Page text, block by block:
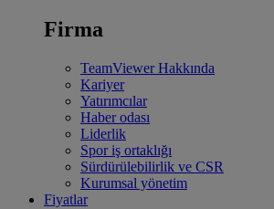
Firma
TeamViewer Hakkında
Kariyer
Yatırımcılar
Haber odası
Liderlik
Spor iş ortaklığı
Sürdürülebilirlik ve CSR
Kurumsal yönetim
Fiyatlar